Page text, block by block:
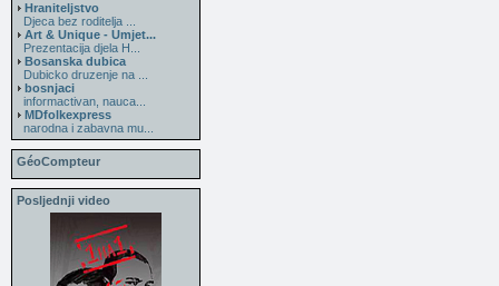
Hraniteljstvo
Djeca bez roditelja ...
Art & Unique - Umjet...
Prezentacija djela H...
Bosanska dubica
Dubicko druzenje na ...
bosnjaci
informactivan, nauca...
MDfolkexpress
narodna i zabavna mu...
GéoCompteur
Posljednji video